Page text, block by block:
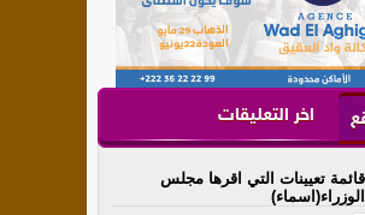
اخر التعليقات
قائمة تعيينات التي اقرها مجلس
الوزراء(اسماء)